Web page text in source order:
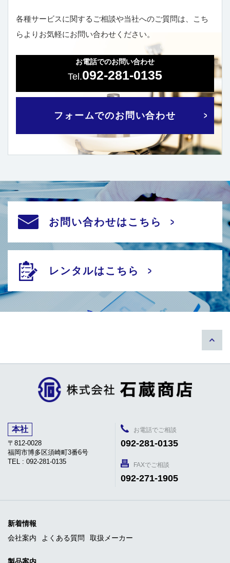
各種サービスに関するご相談や当社へのご質問は、こち
らよりお気軽にお問い合わせください。
お電話でのお問い合わせ
092-281-0135
フォームでのお問い合わせ
お問い合わせはこちら
レンタルはこちら
本社
〒812-0028
福岡市博多区須崎町3番6号
TEL : 092-281-0135
お電話でご相談
092-281-0135
FAXでご相談
092-271-1905
新着情報
会社案内
よくある質問 取扱メーカー